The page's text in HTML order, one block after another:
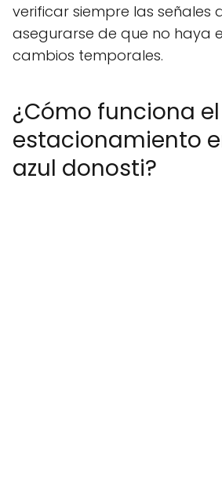
verificar siempre las señales
asegurarse de que no haya
cambios temporales.
¿Cómo funciona el
estacionamiento
azul donosti?